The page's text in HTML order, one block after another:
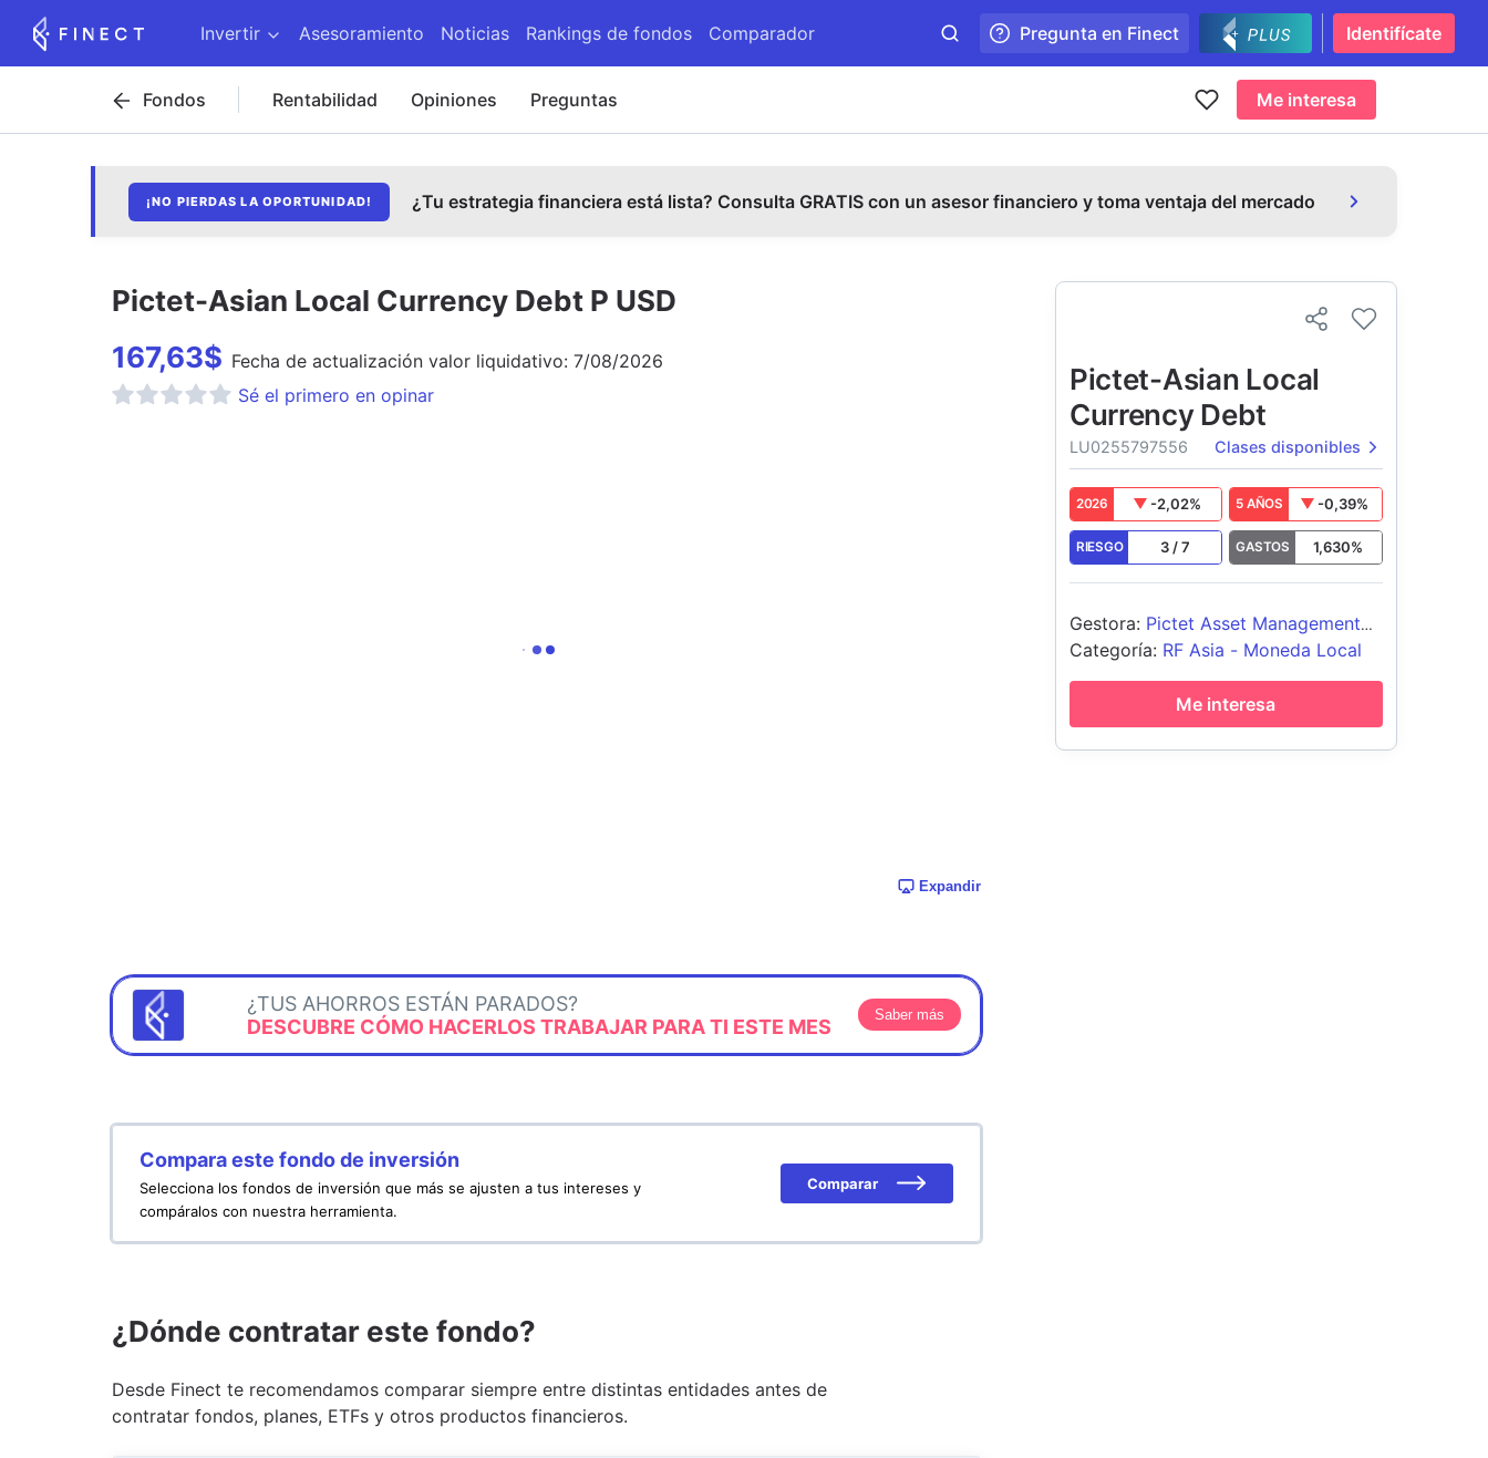
Invertir Asesoramiento Noticias Rankings de fondos Comparador Pregunta en Finect Identifícate
Fondos Rentabilidad Opiniones Preguntas Me interesa
¡NO PIERDAS LA OPORTUNIDAD! ¿Tu estrategia financiera está lista? Consulta GRATIS con un asesor financiero y toma ventaja del mercado
Pictet-Asian Local Currency Debt P USD
167,63$ Fecha de actualización valor liquidativo: 7/08/2026
Sé el primero en opinar
Expandir
¿TUS AHORROS ESTÁN PARADOS?
DESCUBRE CÓMO HACERLOS TRABAJAR PARA TI ESTE MES
Saber más
Compara este fondo de inversión
Selecciona los fondos de inversión que más se ajusten a tus intereses y
compáralos con nuestra herramienta.
Comparar
¿Dónde contratar este fondo?
Desde Finect te recomendamos comparar siempre entre distintas entidades antes de
contratar fondos, planes, ETFs y otros productos financieros.
Pictet-Asian Local
Currency Debt
LU0255797556 Clases disponibles
2026 -2,02% 5 AÑOS -0,39%
RIESGO 3/7 GASTOS 1,630%
Gestora: Pictet Asset Management
(Europe) SA
Categoría: RF Asia - Moneda Local
Me interesa